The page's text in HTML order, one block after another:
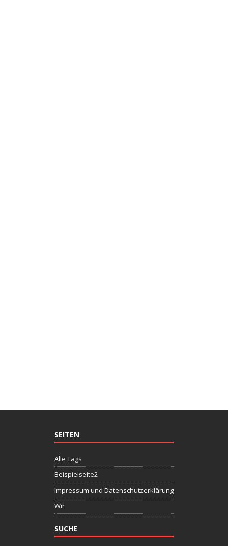
SEITEN
Alle Tags
Beispielseite2
Impressum und Datenschutzerklärung
Wir
SUCHE